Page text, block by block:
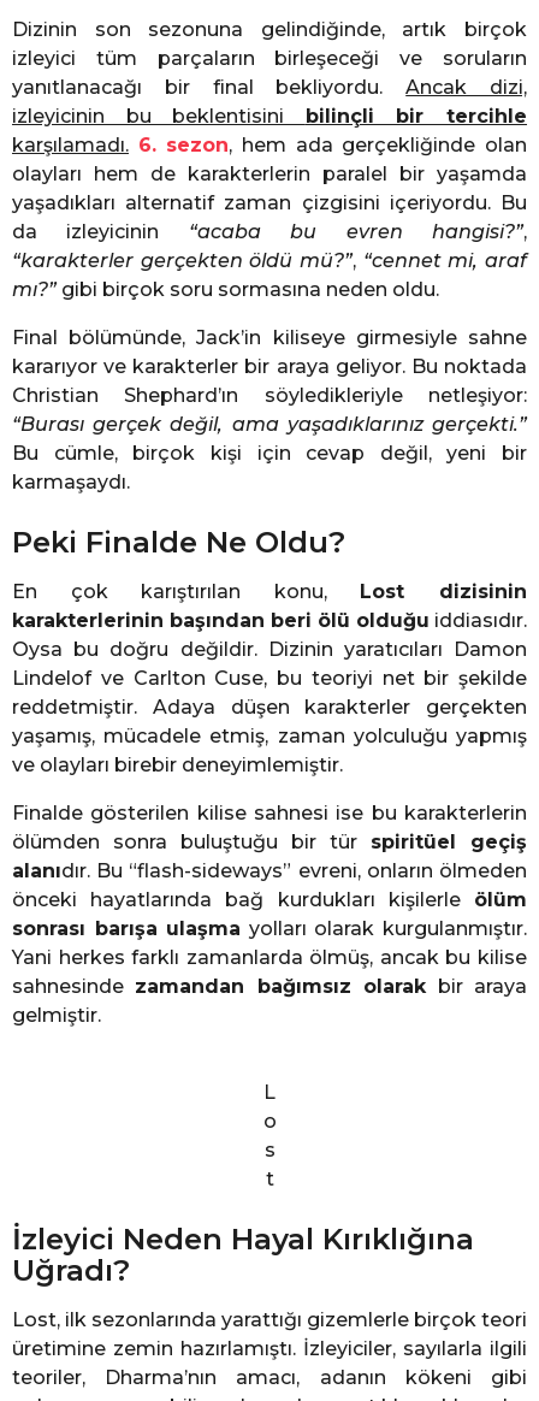
Dizinin son sezonuna gelindiğinde, artık birçok
izleyici tüm parçaların birleşeceği ve soruların
yanıtlanacağı bir final bekliyordu.Ancak dizi,
izleyicinin bu beklentisini bilinçli bir tercihle
karşılamadı. 6. sezon, hem ada gerçekliğinde olan
olayları hem de karakterlerin paralel bir yaşamda
yaşadıkları alternatif zaman çizgisini içeriyordu. Bu
da izleyicinin “acaba bu evren hangisi?”,
“karakterler gerçekten öldü mü?”, “cennet mi, araf
mı?”gibi birçok soru sormasına neden oldu.
Final bölümünde, Jack’in kiliseye girmesiyle sahne
kararıyor ve karakterler bir araya geliyor. Bu noktada
Christian Shephard’ın söyledikleriyle netleşiyor:
“Burası gerçek değil, ama yaşadıklarınız gerçekti.”
Bu cümle, birçok kişi için cevap değil, yeni bir
karmaşaydı.
Peki Finalde Ne Oldu?
En çok karıştırılan konu, Lost dizisinin
karakterlerinin başından beri ölü olduğu iddiasıdır.
Oysa bu doğru değildir. Dizinin yaratıcıları Damon
Lindelof ve Carlton Cuse, bu teoriyi net bir şekilde
reddetmiştir. Adaya düşen karakterler gerçekten
yaşamış, mücadele etmiş, zaman yolculuğu yapmış
ve olayları birebir deneyimlemiştir.
Finalde gösterilen kilise sahnesi ise bu karakterlerin
ölümden sonra buluştuğu bir tür spiritüel geçiş
alanıdır. Bu “flash-sideways” evreni, onların ölmeden
önceki hayatlarında bağ kurdukları kişilerle ölüm
sonrası barışa ulaşma yolları olarak kurgulanmıştır.
Yani herkes farklı zamanlarda ölmüş, ancak bu kilise
sahnesinde zamandan bağımsız olarak bir araya
gelmiştir.
L
o
s
t
İzleyici Neden Hayal Kırıklığına
Uğradı?
Lost, ilk sezonlarında yarattığı gizemlerle birçok teori
üretimine zemin hazırlamıştı. İzleyiciler, sayılarla ilgili
teoriler, Dharma’nın amacı, adanın kökeni gibi